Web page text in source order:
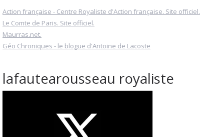
Action française - Centre Royaliste d'Action française. Site officiel.
Le Comte de Paris. Site officiel.
Maurras.net.
Géo Chroniques - le blogue d'Antoine de Lacoste
lafautearousseau royaliste